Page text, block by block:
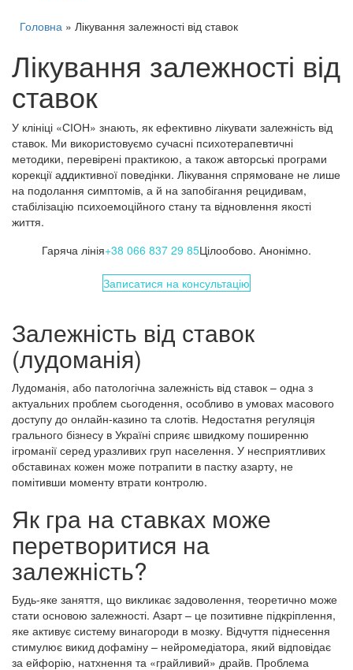
Головна » Лікування залежності від ставок
Лікування залежності від
ставок
У клініці «СІОН» знають, як ефективно лікувати залежність від
ставок. Ми використовуємо сучасні психотерапевтичні
методики, перевірені практикою, а також авторські програми
корекції аддиктивної поведінки. Лікування спрямоване не лише
на подолання симптомів, а й на запобігання рецидивам,
стабілізацію психоемоційного стану та відновлення якості
життя.
Гаряча лінія+38 066 837 29 85Цілообово. Анонімно.
Записатися на консультацію
Залежність від ставок
(лудоманія)
Лудоманія, або патологічна залежність від ставок – одна з
актуальних проблем сьогодення, особливо в умовах масового
доступу до онлайн-казино та слотів. Недостатня регуляція
грального бізнесу в Україні сприяє швидкому поширенню
ігроманії серед уразливих груп населення. У несприятливих
обставинах кожен може потрапити в пастку азарту, не
помітивши моменту втрати контролю.
Як гра на ставках може
перетворитися на
залежність?
Будь-яке заняття, що викликає задоволення, теоретично може
стати основою залежності. Азарт – це позитивне підкріплення,
яке активує систему винагороди в мозку. Відчуття піднесення
стимулює викид дофаміну – нейромедіатора, який відповідає
за ейфорію, натхнення та «грайливий» драйв. Проблема